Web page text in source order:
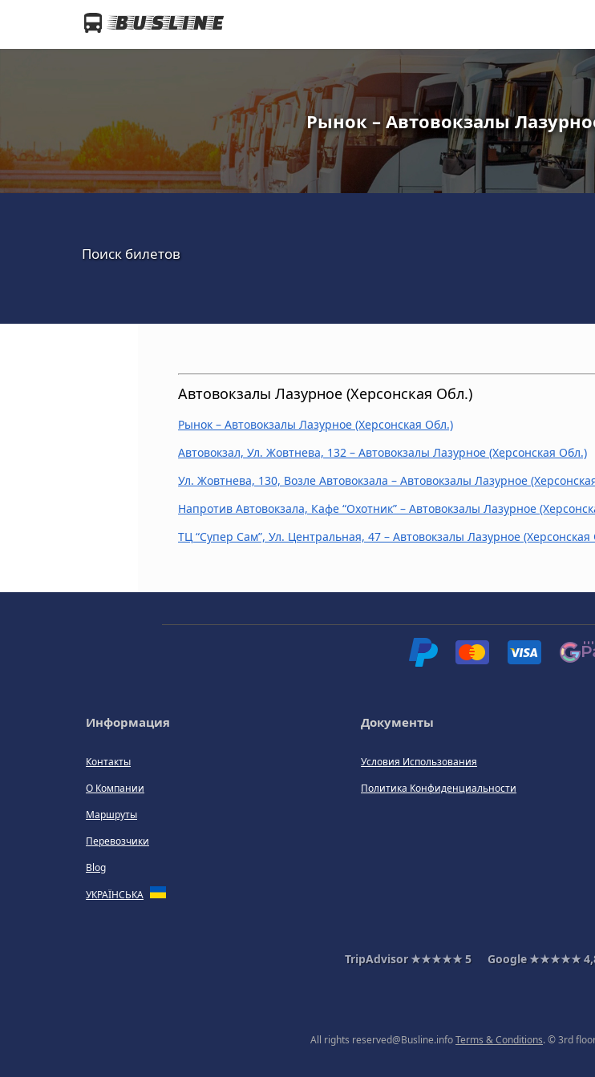
Рынок – Автовокзалы
Поиск билетов
Автовокзалы Лазурное (Херсонская Обл.)
Рынок – Автовокзалы Лазурное (Херсонская Обл.)
Автовокзал, Ул. Жовтнева, 132 – Автовокзалы Лазурное (Херсонская Обл.)
Ул. Жовтнева, 130, Возле Автовокзала – Автовокзалы Лазурное
Напротив Автовокзала, Кафе “Охотник” – Автовокзалы Лазурное
ТЦ “Супер Сам”, Ул. Центральная, 47 – Автовокзалы Лазурное (Херсонская
Информация
Контакты
О Компании
Маршруты
Перевозчики
Blog
УКРАЇНСЬКА
Документы
Условия Использования
Политика Конфиденциальности
TripAdvisor ★★★★★5 Google ★★★★★
All rights reserved@Busline.infoTerms & Conditions. © 3rd